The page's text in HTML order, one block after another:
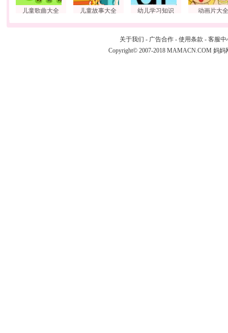
儿童歌曲大全 儿童故事大全 幼儿学习知识 动画片大全
关于我们 - 广告合作 - 使用条款 - 客服中
Copyright© 2007-2018 MAMACN.COM 妈妈